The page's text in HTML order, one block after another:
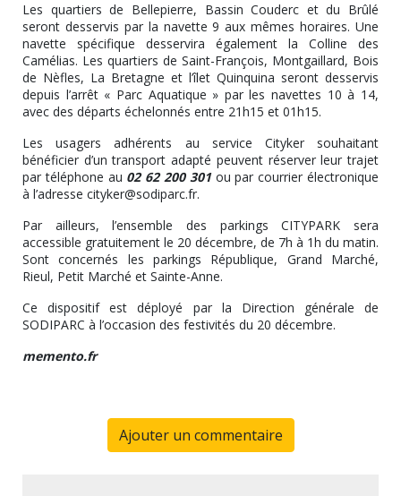
Les quartiers de Bellepierre, Bassin Couderc et du Brûlé
seront desservis par la navette 9 aux mêmes horaires. Une
navette spécifique desservira également la Colline des
Camélias. Les quartiers de Saint-François, Montgaillard, Bois
de Nèfles, La Bretagne et l’îlet Quinquina seront desservis
depuis l’arrêt « Parc Aquatique » par les navettes 10 à 14,
avec des départs échelonnés entre 21h15 et 01h15.
Les usagers adhérents au service Cityker souhaitant
bénéficier d’un transport adapté peuvent réserver leur trajet
par téléphone au 02 62 200 301ou par courrier électronique
à l’adresse cityker@sodiparc.fr.
Par ailleurs, l’ensemble des parkings CITYPARK sera
accessible gratuitement le 20 décembre, de 7h à 1h du matin.
Sont concernés les parkings République, Grand Marché,
Rieul, Petit Marché et Sainte-Anne.
Ce dispositif est déployé par la Direction générale de
SODIPARC à l’occasion des festivités du 20 décembre.
memento.fr
Ajouter un commentaire